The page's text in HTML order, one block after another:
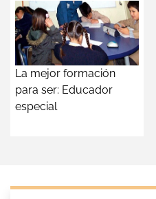
La mejor formación
para ser: Educador
especial